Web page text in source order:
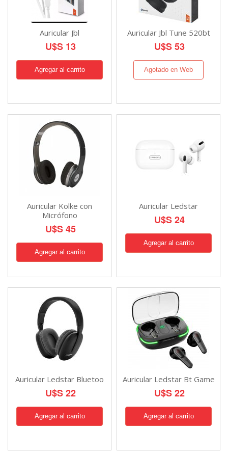
Auricular Jbl
U$S 13
Auricular Jbl Tune 520bt
U$S 53
Agotado en Web
Auricular Kolke con
Micrófono
U$S 45
Auricular Ledstar
U$S 24
Auricular Ledstar Bluetoo
U$S 22
Auricular Ledstar Bt Game
U$S 22